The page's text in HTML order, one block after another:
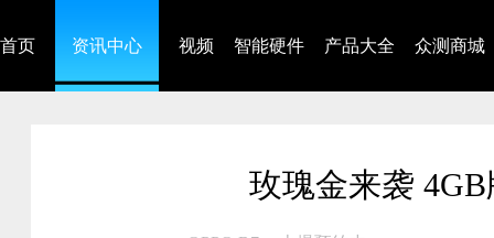
首页 资讯中心 视频 智能硬件 产品大全 众测商城
玫瑰金来袭 4GB